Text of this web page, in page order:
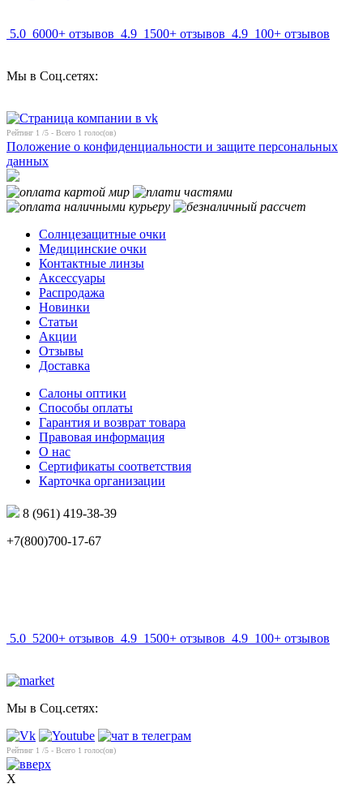
5.0 6000+ отзывов 4.9 1500+ отзывов 4.9 100+ отзывов
Мы в Соц.сетях:
Рейтинг 1 /5 - Всего 1 голос(ов)
Положение о конфиденциальности и защите персональных
данных
Солнцезащитные очки
Медицинские очки
Контактные линзы
Аксессуары
Распродажа
Новинки
Статьи
Акции
Отзывы
Доставка
Салоны оптики
Способы оплаты
Гарантия и возврат товара
Правовая информация
О нас
Сертификаты соответствия
Карточка организации
8 (961) 419-38-39
+7(800)700-17-67
5.0 5200+ отзывов 4.9 1500+ отзывов 4.9 100+ отзывов
Мы в Соц.сетях:
Рейтинг 1 /5 - Всего 1 голос(ов)
X